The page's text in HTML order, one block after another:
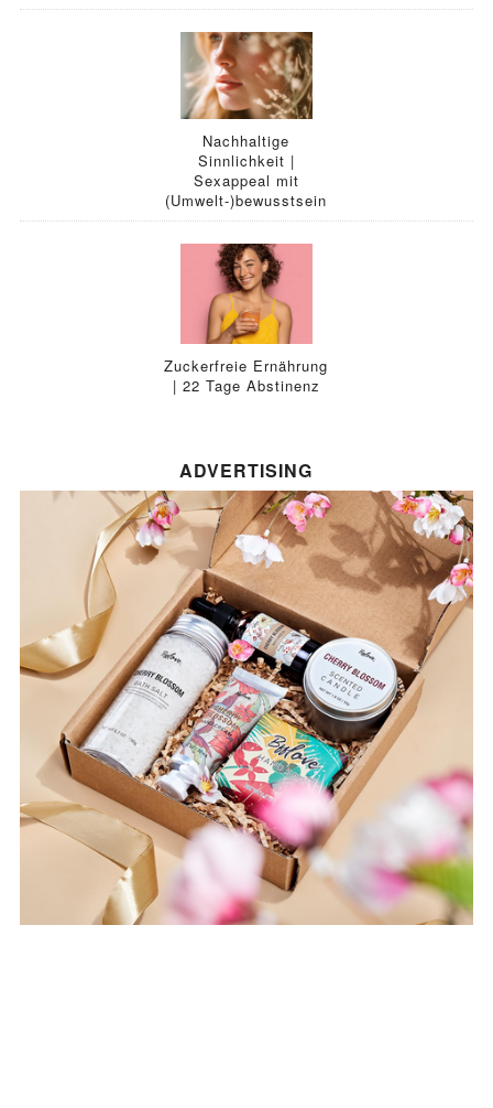
Nachhaltige
Sinnlichkeit |
Sexappeal mit
(Umwelt-)bewusstsein
Zuckerfreie Ernährung
| 22 Tage Abstinenz
ADVERTISING